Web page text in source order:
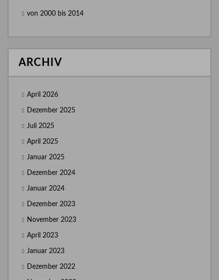
von 2000 bis 2014
ARCHIV
April 2026
Dezember 2025
Juli 2025
April 2025
Januar 2025
Dezember 2024
Januar 2024
Dezember 2023
November 2023
April 2023
Januar 2023
Dezember 2022